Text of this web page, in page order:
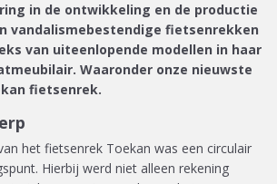
in de ontwikkeling en de productie
vandalismebestendige fietsenrekken
van uiteenlopende modellen in haar
Waaronder onze nieuwste
fietsenrek.
het fietsenrek Toekan was een circulair
Hierbij werd niet alleen rekening